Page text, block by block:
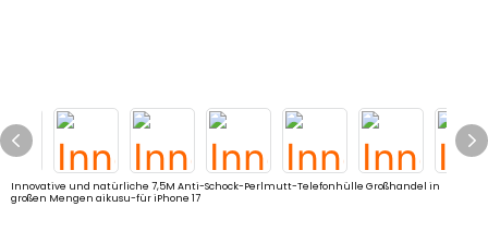
Innovative und natürliche 7,5M Anti-Schock-Perlmutt-Telefonhülle Großhandel in
großen Mengen aikusu-für iPhone 17